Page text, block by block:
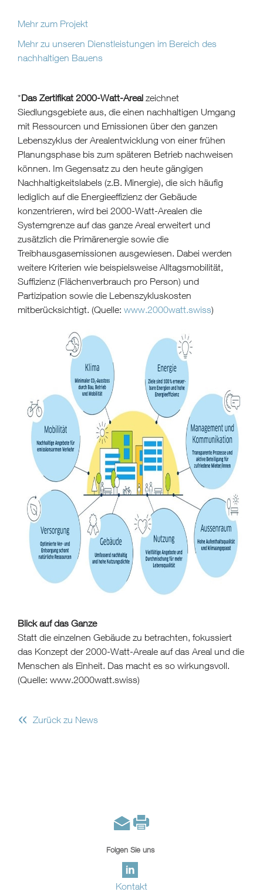
Mehr zum Projekt
Mehr zu unseren Dienstleistungen im Bereich des
nachhaltigen Bauens
*Das Zertifikat 2000-Watt-Areal zeichnet
Siedlungsgebiete aus, die einen nachhaltigen Umgang
mit Ressourcen und Emissionen über den ganzen
Lebenszyklus der Arealentwicklung von einer frühen
Planungsphase bis zum späteren Betrieb nachweisen
können. Im Gegensatz zu den heute gängigen
Nachhaltigkeitslabels (z.B. Minergie), die sich häufig
lediglich auf die Energieeffizienz der Gebäude
konzentrieren, wird bei 2000-Watt-Arealen die
Systemgrenze auf das ganze Areal erweitert und
zusätzlich die Primärenergie sowie die
Treibhausgasemissionen ausgewiesen. Dabei werden
weitere Kriterien wie beispielsweise Alltagsmobilität,
Suffizienz (Flächenverbrauch pro Person) und
Partizipation sowie die Lebenszykluskosten
mitberücksichtigt. (Quelle: www.2000watt.swiss)
Blick auf das Ganze
Statt die einzelnen Gebäude zu betrachten, fokussiert
das Konzept der 2000-Watt-Areale auf das Areal und die
Menschen als Einheit. Das macht es so wirkungsvoll.
(Quelle: www.2000watt.swiss)
« Zurück zu News
Folgen Sie uns
Kontakt